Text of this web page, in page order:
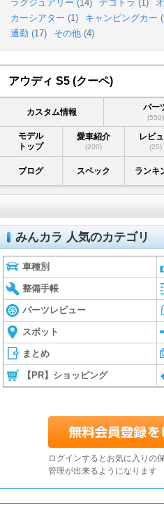
ラグジュアリー (14) デコトラ (1)
カーシアター (1) キャンピングカー (
通勤 (17) その他 (4)
アウディ S5 (クーペ)
カスタム情報 パー
(550)
モデル
トップ
愛車紹介
(200)
レビ
(25)
ブログ スペック ランキ
みんカラ 人気のカテゴリ
車種別
整備手帳
パーツレビュー
スポット
まとめ
【PR】ショッピング
ログインするとお気に入りの
管理が出来るようになります